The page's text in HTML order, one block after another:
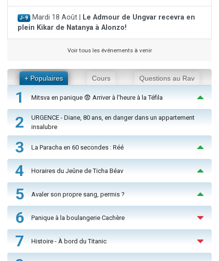
J-9 Mardi 18 Août |
Le Admour de Ungvar recevra en
plein Kikar de Natanya à Alonzo!
Voir tous les événements à venir
+ Populaires Cours Questions au Rav
1 Mitsva en panique 😨 Arriver à l'heure à la Téfila
2
URGENCE - Diane, 80 ans, en danger dans un appartement
insalubre
3 La Paracha en 60 secondes : Réé
4 Horaires du Jeûne de Ticha Béav
5 Avaler son propre sang, permis ?
6 Panique à la boulangerie Cachère
7 Histoire - À bord du Titanic